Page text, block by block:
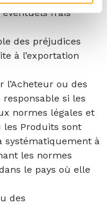
éventuels frais
des préjudices
à l’exportation
l’Acheteur ou des
responsable si les
normes légales et
les Produits sont
systématiquement à
les normes
le pays où elle
des